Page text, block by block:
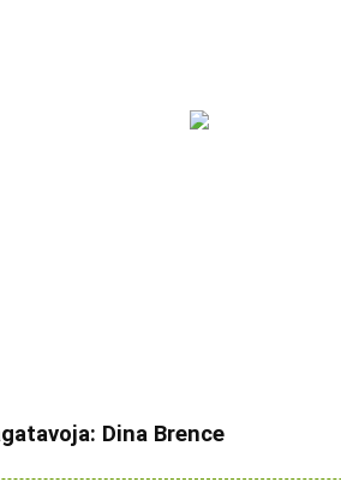
Dina Brence